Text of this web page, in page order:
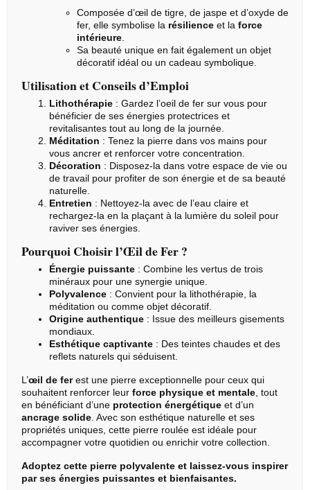
Composée d’œil de tigre, de jaspe et d’oxyde de
fer, elle symbolise la résilience et la force
intérieure
Sa beauté unique en fait également un objet
décoratif idéal ou un cadeau symbolique.
Utilisation et Conseils d’Emploi
Lithothérapie : Gardez l’oeil de fer sur vous pour
bénéficier de ses énergies protectrices et
revitalisantes tout au long de la journée.
Méditation : Tenez la pierre dans vos mains pour
vous ancrer et renforcer votre concentration.
Décoration : Disposez-la dans votre espace de vie ou
de travail pour profiter de son énergie et de sa beauté
naturelle.
Entretien : Nettoyez-la avec de l’eau claire et
rechargez-la en la plaçant à la lumière du soleil pour
raviver ses énergies.
Pourquoi Choisir l’Œil de Fer ?
Énergie puissante : Combine les vertus de trois
minéraux pour une synergie unique.
Polyvalence : Convient pour la lithothérapie, la
méditation ou comme objet décoratif.
Origine authentique : Issue des meilleurs gisements
mondiaux.
Esthétique captivante : Des teintes chaudes et des
reflets naturels qui séduisent.
L’œil de ferest une pierre exceptionnelle pour ceux qui
souhaitent renforcer leur force physique et mentale , tout
en bénéficiant d’une protection énergétique et d’un
ancrage solide . Avec son esthétique naturelle et ses
propriétés uniques, cette pierre roulée est idéale pour
accompagner votre quotidien ou enrichir votre collection.
Adoptez cette pierre polyvalente et laissez-vous inspirer
par ses énergies puissantes et bienfaisantes.